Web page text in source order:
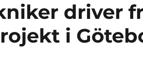
driver
i